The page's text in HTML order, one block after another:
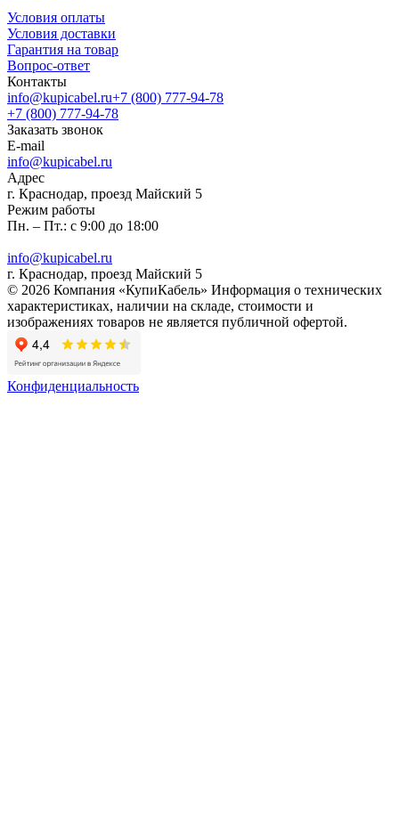
Условия оплаты
Условия доставки
Гарантия на товар
Вопрос-ответ
Контакты
info@kupicabel.ru+7 (800) 777-94-78
+7 (800) 777-94-78
Заказать звонок
E-mail
info@kupicabel.ru
Адрес
г. Краснодар, проезд Майский 5
Режим работы
Пн. – Пт.: с 9:00 до 18:00
info@kupicabel.ru
г. Краснодар, проезд Майский 5
© 2026 Компания «КупиКабель» Информация о технических
характеристиках, наличии на складе, стоимости и
изображениях товаров не является публичной офертой.
Конфиденциальность